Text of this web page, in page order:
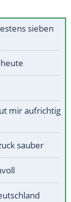
sieben
mir aufrichtig
sauber